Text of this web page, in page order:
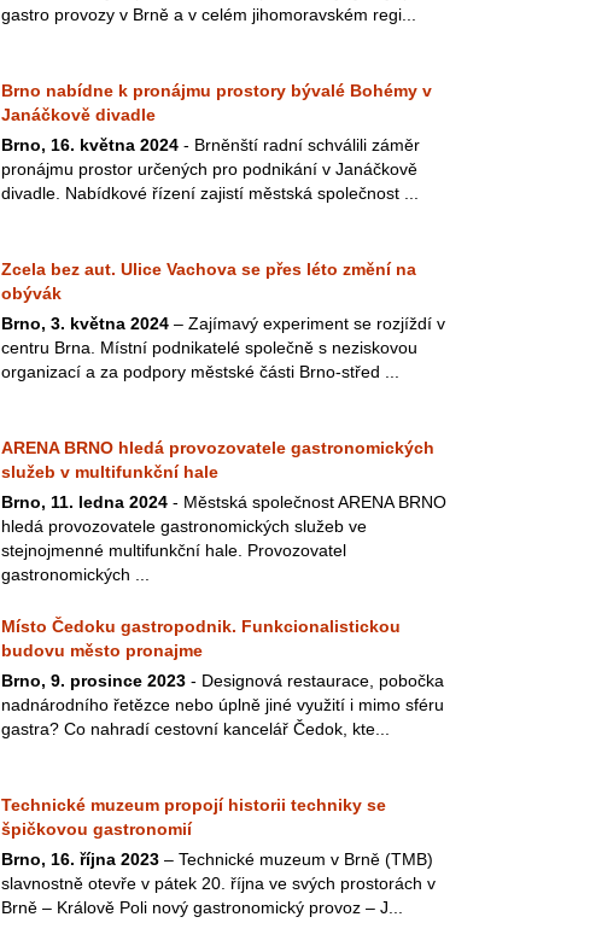
gastro provozy v Brně a v celém jihomoravském regi...
Brno nabídne k pronájmu prostory bývalé Bohémy v
Janáčkově divadle
Brno, 16. května 2024 - Brněnští radní schválili záměr
pronájmu prostor určených pro podnikání v Janáčkově
divadle. Nabídkové řízení zajistí městská společnost ...
Zcela bez aut. Ulice Vachova se přes léto změní na
obývák
Brno, 3. května 2024 – Zajímavý experiment se rozjíždí v
centru Brna. Místní podnikatelé společně s neziskovou
organizací a za podpory městské části Brno-střed ...
ARENA BRNO hledá provozovatele gastronomických
služeb v multifunkční hale
Brno, 11. ledna 2024 - Městská společnost ARENA BRNO
hledá provozovatele gastronomických služeb ve
stejnojmenné multifunkční hale. Provozovatel
gastronomických ...
Místo Čedoku gastropodnik. Funkcionalistickou
budovu město pronajme
Brno, 9. prosince 2023 - Designová restaurace, pobočka
nadnárodního řetězce nebo úplně jiné využití i mimo sféru
gastra? Co nahradí cestovní kancelář Čedok, kte...
Technické muzeum propojí historii techniky se
špičkovou gastronomií
Brno, 16. října 2023 – Technické muzeum v Brně (TMB)
slavnostně otevře v pátek 20. října ve svých prostorách v
Brně – Králově Poli nový gastronomický provoz – J...